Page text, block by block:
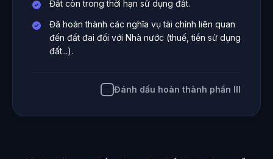
Đất còn trong thời hạn sử dụng đất.
Đã hoàn thành các nghĩa vụ tài chính liên quan
đến đất đai đối với Nhà nước (thuế, tiền sử dụng
đất...).
Đánh dấu hoàn thành phần III